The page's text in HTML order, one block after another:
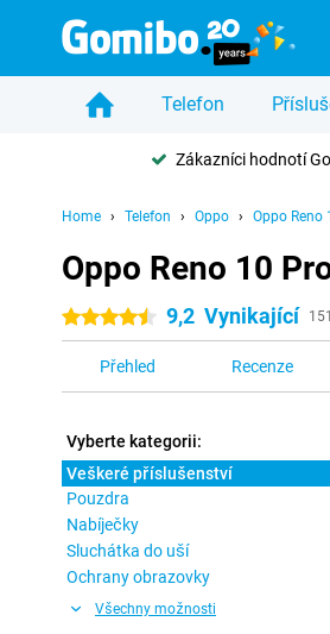
Telefon
Zákazníci hodnotí
Home Telefon Oppo Oppo Reno
Oppo Reno 10
4.5 hvězdičky 9,2 Vynikající
Přehled Recenze
Vyberte kategorii:
Veškeré příslušenství
Pouzdra
Nabíječky
Sluchátka do uší
Ochrany obrazovky
Všechny možnosti